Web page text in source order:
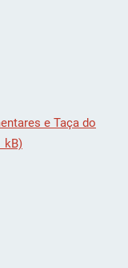
e Taça do
kB)